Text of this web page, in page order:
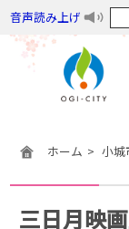
音声読み上げ
ホーム 小城
三日月映